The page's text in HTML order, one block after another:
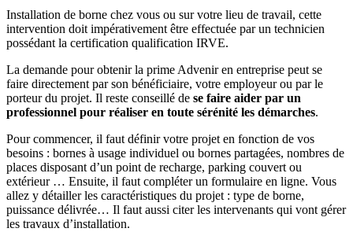
Installation de borne chez vous ou sur votre lieu de travail, cette
intervention doit impérativement être effectuée par un technicien
possédant la certification qualification IRVE.
La demande pour obtenir la prime Advenir en entreprise peut se
faire directement par son bénéficiaire, votre employeur ou par le
porteur du projet. Il reste conseillé de se faire aider par un
professionnel pour réaliser en toute sérénité les démarches.
Pour commencer, il faut définir votre projet en fonction de vos
besoins : bornes à usage individuel ou bornes partagées, nombres de
places disposant d’un point de recharge, parking couvert ou
extérieur … Ensuite, il faut compléter un formulaire en ligne. Vous
allez y détailler les caractéristiques du projet : type de borne,
puissance délivrée… Il faut aussi citer les intervenants qui vont gérer
les travaux d’installation.